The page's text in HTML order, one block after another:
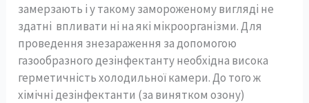
замерзають і у такому замороженому вигляді не
здатні впливати ні на які мікроорганізми. Для
проведення знезараження за допомогою
газообразного дезінфектанту необхідна висока
герметичність холодильної камери. До того ж
хімічні дезінфектанти (за винятком озону)